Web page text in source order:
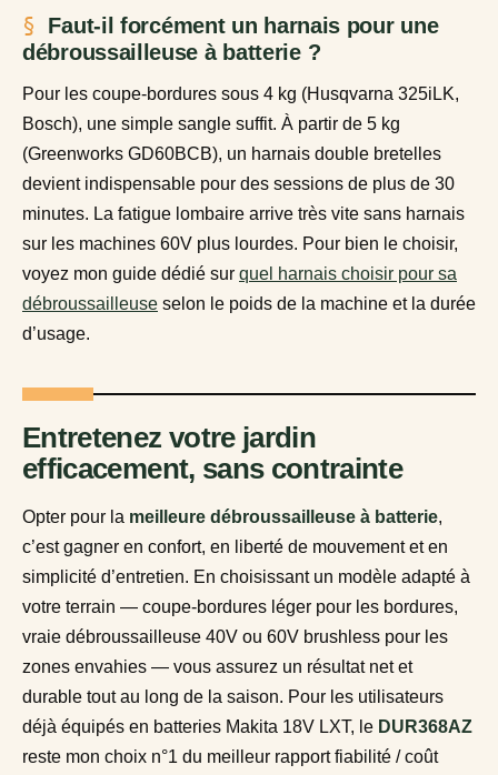
Faut-il forcément un harnais pour une
débroussailleuse à batterie ?
Pour les coupe-bordures sous 4 kg (Husqvarna 325iLK,
Bosch), une simple sangle suffit. À partir de 5 kg
(Greenworks GD60BCB), un harnais double bretelles
devient indispensable pour des sessions de plus de 30
minutes. La fatigue lombaire arrive très vite sans harnais
sur les machines 60V plus lourdes. Pour bien le choisir,
voyez mon guide dédié sur quel harnais choisir pour sa
débroussailleuse selon le poids de la machine et la durée
d’usage.
Entretenez votre jardin
efficacement, sans contrainte
Opter pour la meilleure débroussailleuse à batterie,
c’est gagner en confort, en liberté de mouvement et en
simplicité d’entretien. En choisissant un modèle adapté à
votre terrain — coupe-bordures léger pour les bordures,
vraie débroussailleuse 40V ou 60V brushless pour les
zones envahies — vous assurez un résultat net et
durable tout au long de la saison. Pour les utilisateurs
déjà équipés en batteries Makita 18V LXT, le DUR368AZ
reste mon choix n°1 du meilleur rapport fiabilité / coût